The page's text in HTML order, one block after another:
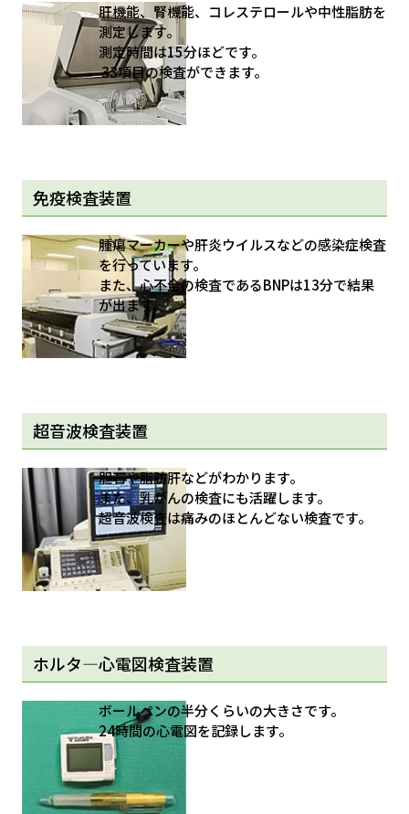
肝機能、腎機能、コレステロールや中性脂肪を
測定します。
測定時間は15分ほどです。
33項目の検査ができます。
免疫検査装置
腫瘍マーカーや肝炎ウイルスなどの感染症検査
を行っています。
また、心不全の検査であるBNPは13分で結果
が出ます。
超音波検査装置
胆石や脂肪肝などがわかります。
また、乳がんの検査にも活躍します。
超音波検査は痛みのほとんどない検査です。
ホルタ―心電図検査装置
ボールペンの半分くらいの大きさです。
24時間の心電図を記録します。